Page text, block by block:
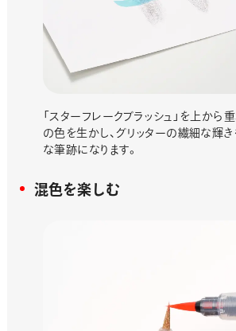
「スターフレークブラッシュ」を上から
の色を生かし、グリッターの繊細な輝
な筆跡になります。
混色を楽しむ